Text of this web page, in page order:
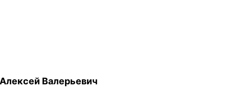
Алексей Валерьевич